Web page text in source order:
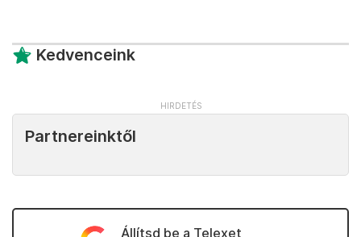
Kedvenceink
Partnereinktől
Állítsd be a Telexet